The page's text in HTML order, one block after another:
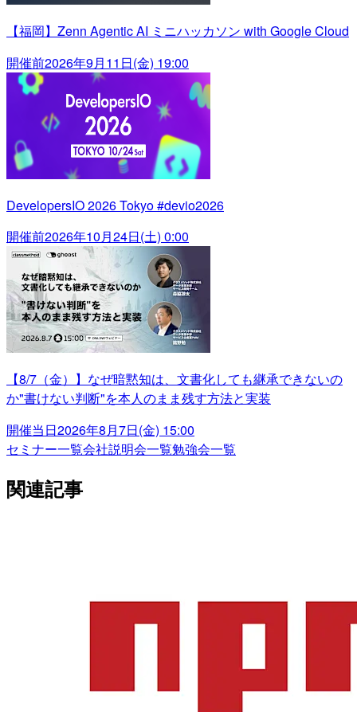
【福岡】Zenn Agentic AI ミニハッカソン with Google Cloud
開催前2026年9月11日(金) 19:00
DevelopersIO 2026 Tokyo #devio2026
開催前2026年10月24日(土) 0:00
【8/7（金）】なぜ暗黙知は、文書化しても継承できないの
か"書けない判断"を本人のまま残す方法と実装
開催当日2026年8月7日(金) 15:00
セミナー一覧会社説明会一覧勉強会一覧
関連記事